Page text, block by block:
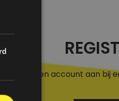
maak een account aan bij